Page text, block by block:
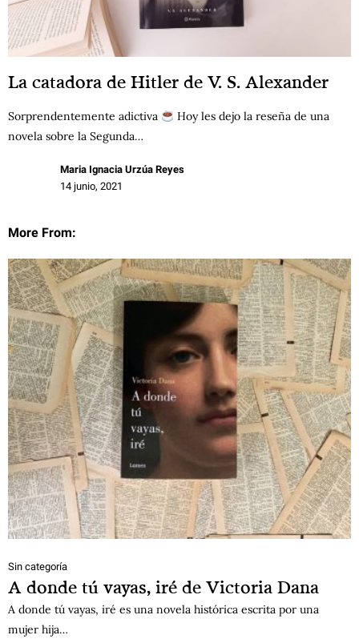
La catadora de Hitler de V. S. Alexander
Sorprendentemente adictiva
Hoy les dejo la reseña de una
novela sobre la Segunda…
Maria Ignacia Urzúa Reyes
14 junio, 2021
More From:
Sin categoría
A donde tú vayas, iré de Victoria Dana
A donde tú vayas, iré es una novela histórica escrita por una
mujer hija…